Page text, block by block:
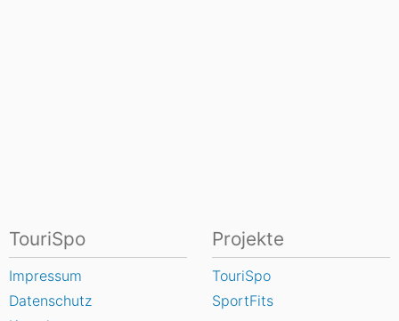
TouriSpo
Impressum
Datenschutz
Projekte
TouriSpo
SportFits